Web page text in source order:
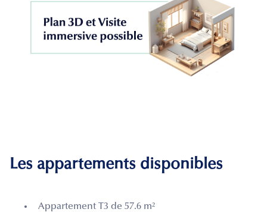
Les appartements disponibles
Appartement T3 de 57.6 m²